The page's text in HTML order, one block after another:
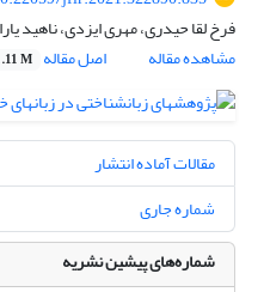
فرخ لقا حیدری، مهری ایزدی، ناهید
مشاهده مقاله
اصل مقاله M
مقالات آماده انتشار
شماره جاری
شماره‌های پیشین نشریه